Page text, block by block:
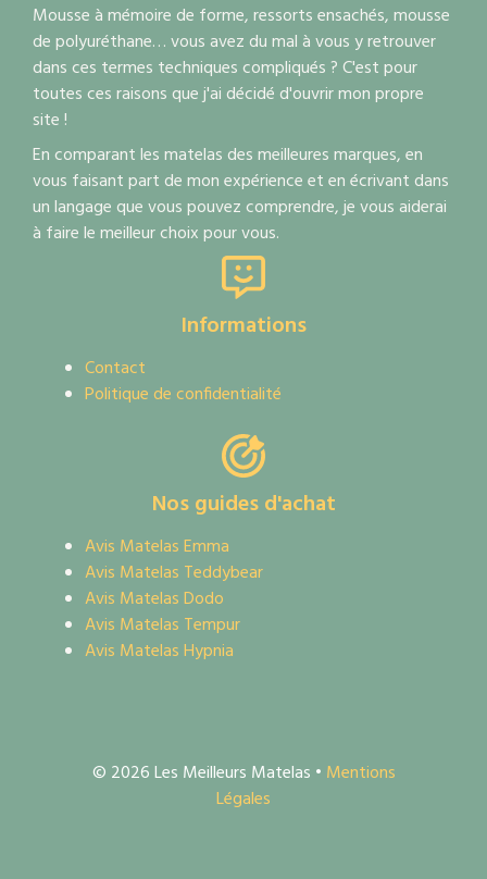
Mousse à mémoire de forme, ressorts ensachés, mousse
de polyuréthane… vous avez du mal à vous y retrouver
dans ces termes techniques compliqués ? C'est pour
toutes ces raisons que j'ai décidé d'ouvrir mon propre
site !
En comparant les matelas des meilleures marques, en
vous faisant part de mon expérience et en écrivant dans
un langage que vous pouvez comprendre, je vous aiderai
à faire le meilleur choix pour vous.
Informations
Contact
Politique de confidentialité
Nos guides d'achat
Avis Matelas Emma
Avis Matelas Teddybear
Avis Matelas Dodo
Avis Matelas Tempur
Avis Matelas Hypnia
© 2026 Les Meilleurs Matelas • Mentions
Légales